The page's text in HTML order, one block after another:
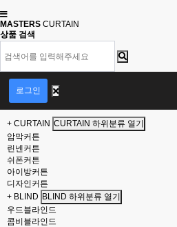
MASTERS CURTAIN
상품 검색
회
로
그
인
로그인
+ CURTAIN CURTAIN 하위분류 열기
암막커튼
린넨커튼
쉬폰커튼
아이방커튼
디자인커튼
+ BLIND BLIND 하위분류 열기
우드블라인드
콤비블라인드